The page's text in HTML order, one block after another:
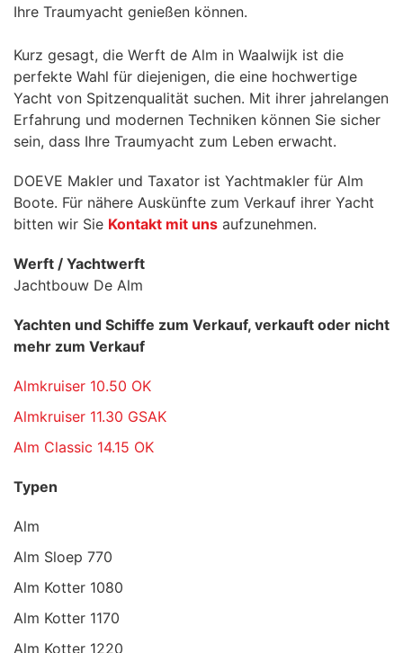
Ihre Traumyacht genießen können.
Kurz gesagt, die Werft de Alm in Waalwijk ist die
perfekte Wahl für diejenigen, die eine hochwertige
Yacht von Spitzenqualität suchen. Mit ihrer jahrelangen
Erfahrung und modernen Techniken können Sie sicher
sein, dass Ihre Traumyacht zum Leben erwacht.
DOEVE Makler und Taxator ist Yachtmakler für Alm
Boote. Für nähere Auskünfte zum Verkauf ihrer Yacht
bitten wir Sie Kontakt mit uns aufzunehmen.
Werft / Yachtwerft
Jachtbouw De Alm
Yachten und Schiffe zum Verkauf, verkauft oder nicht
mehr zum Verkauf
Almkruiser 10.50 OK
Almkruiser 11.30 GSAK
Alm Classic 14.15 OK
Typen
Alm
Alm Sloep 770
Alm Kotter 1080
Alm Kotter 1170
Alm Kotter 1220